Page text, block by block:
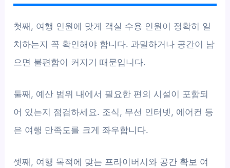
첫째, 여행 인원에 맞게 객실 수용 인원이 정확히 일
치하는지 꼭 확인해야 합니다. 과밀하거나 공간이 남
으면 불편함이 커지기 때문입니다.
둘째, 예산 범위 내에서 필요한 편의 시설이 포함되
어 있는지 점검하세요. 조식, 무선 인터넷, 에어컨 등
은 여행 만족도를 크게 좌우합니다.
셋째, 여행 목적에 맞는 프라이버시와 공간 확보 여